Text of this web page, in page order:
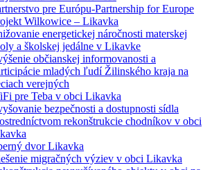
pre Európu-Partnership for Europe
Wilkowice – Likavka
energetickej náročnosti materskej
a školskej jedálne v Likavke
občianskej informovanosti a
mladých ľudí Žilinského kraja na
verejných
pre Teba v obci Likavka
bezpečnosti a dostupnosti sídla
rekonštrukcie chodníkov v obci
dvor Likavka
migračných výziev v obci Likavka